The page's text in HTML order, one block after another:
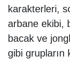
karakterleri,
arbane ekibi,
bacak ve
gibi grupların